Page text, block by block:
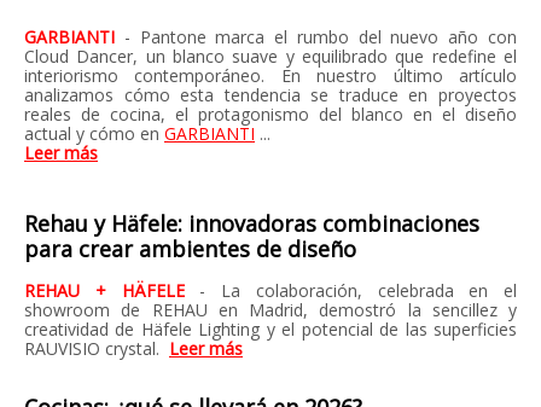
GARBIANTI - Pantone marca el rumbo del nuevo año con
Cloud Dancer, un blanco suave y equilibrado que redefine el
interiorismo contemporáneo. En nuestro último artículo
analizamos cómo esta tendencia se traduce en proyectos
reales de cocina, el protagonismo del blanco en el diseño
actual y cómo en GARBIANTI ...
Leer más
Rehau y Häfele: innovadoras combinaciones
para crear ambientes de diseño
REHAU + HÄFELE - La colaboración, celebrada en el
showroom de REHAU en Madrid, demostró la sencillez y
creatividad de Häfele Lighting y el potencial de las superficies
RAUVISIO crystal. Leer más